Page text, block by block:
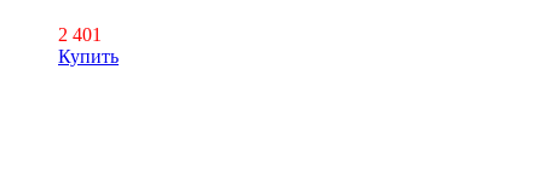
2 401
Купить